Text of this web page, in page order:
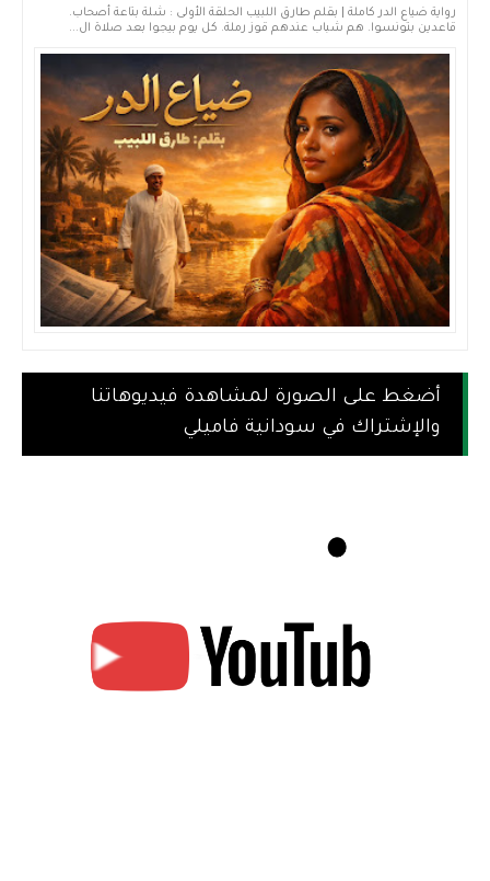
رواية ضياع الدر كاملة | بقلم طارق اللبيب الحلقة الأولى : شلة بتاعة أصحاب.
قاعدين بتونسوا. هم شباب عندهم قوز رملة. كل يوم بيجوا بعد صلاة ال...
أضغط على الصورة لمشاهدة فيديوهاتنا
والإشتراك في سودانية فاميلي